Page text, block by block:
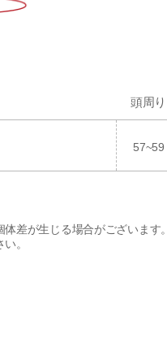
頭周り
57~59
差が生じる場合がございます。
。